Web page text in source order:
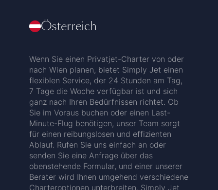
Österreich
Wenn Sie einen Privatjet-Charter von oder
nach Wien planen, bietet Simply Jet einen
flexiblen Service, der 24 Stunden am Tag,
7 Tage die Woche verfügbar ist und sich
ganz nach Ihren Bedürfnissen richtet. Ob
Sie im Voraus buchen oder einen Last-
Minute-Flug benötigen, unser Team sorgt
für einen reibungslosen und effizienten
Ablauf. Rufen Sie uns einfach an oder
senden Sie eine Anfrage über das
obenstehende Formular, und einer unserer
Berater wird Ihnen umgehend verschiedene
Charteroptionen unterbreiten. Simply Jet